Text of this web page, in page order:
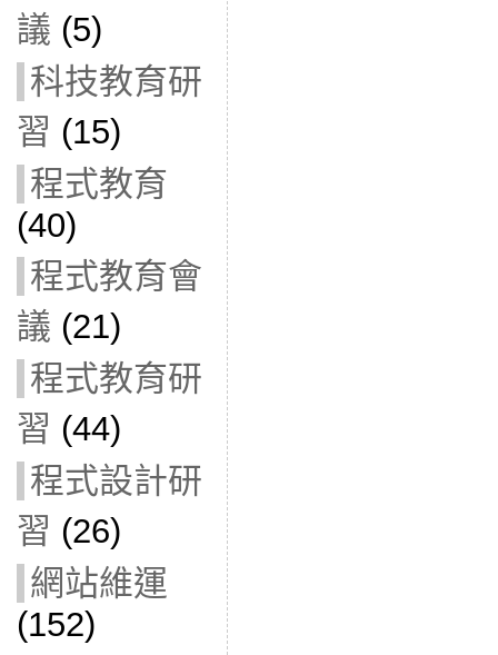
議 (5)
科技教育研
習 (15)
程式教育
(40)
程式教育會
議 (21)
程式教育研
習 (44)
程式設計研
習 (26)
網站維運
(152)